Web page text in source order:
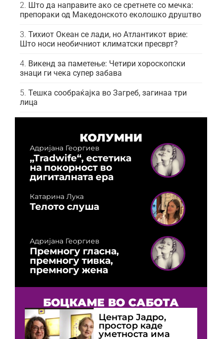
Што да направите ако се сретнете со мечка:
препораки од Македонското еколошко друштво
Тихиот Океан се лади, но Атлантикот врие:
Што носи необичниот климатски пресврт?
Викенд за паметење: Четири хороскопски
знаци ги чека супер забава
Тешка сообраќајка во Загреб, загинаа три
лица
КОЛУМНИ
Адријана Георгиев
„Tradwife“, естетика
на покорност во
дигиталната ера
Катарина Лука
Телото слуша
Адријана Георгиев
Премногу гласна,
премногу тивка,
премногу жена
БОЦКАМЕ ВО САБОТА
Центар Јадро,
простор каде
уметноста има